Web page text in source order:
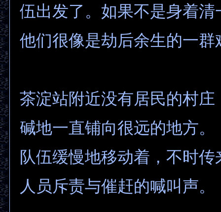
伍出发了。如果不是身着清
他们很像是劫后余生的一群
茶淀站附近没有居民的村庄
碱地一直铺向很远的地方。
队伍缓慢地移动着，不时
人员斥责与催赶的喊叫声。